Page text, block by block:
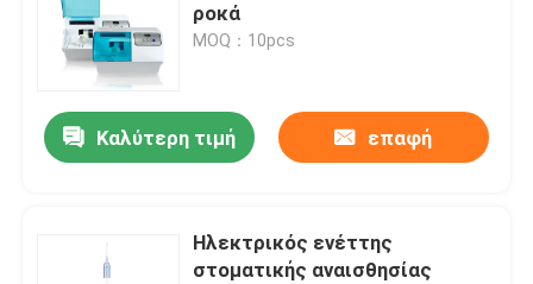
ροκά
MOQ：10pcs
Καλύτερη τιμή επαφή
Ηλεκτρικός ενέττης
στοματικής αναισθησίας